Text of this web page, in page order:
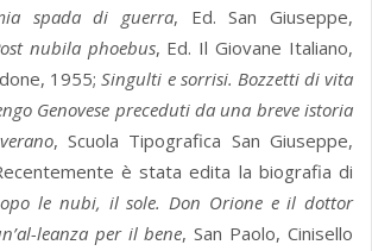
spada di guerra, Ed. San Giuseppe,
nubila phoebus, Ed. Il Giovane Italiano,
1955;Singulti e sorrisi. Bozzetti di vita
Genovese preceduti da una breve istoria
, Scuola Tipografica San Giuseppe,
è stata edita la biografia di
le nubi, il sole. Don Orione e il dottor
leanza per il bene, San Paolo, Cinisello